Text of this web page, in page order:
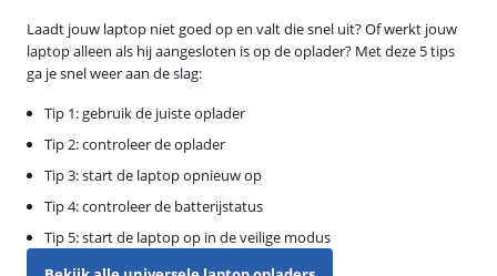
Laadt jouw laptop niet goed op en valt die snel uit? Of werkt jouw
laptop alleen als hij aangesloten is op de oplader? Met deze 5 tips
ga je snel weer aan de slag:
Tip 1: gebruik de juiste oplader
Tip 2: controleer de oplader
Tip 3: start de laptop opnieuw op
Tip 4: controleer de batterijstatus
Tip 5: start de laptop op in de veilige modus